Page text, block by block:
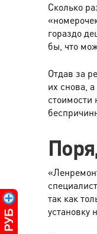
Сколько
гораздо
бы, что
Отдав за
их снова,
стоимости
так как
установку